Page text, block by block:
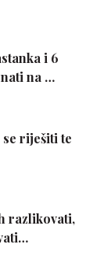
i 6
na …
se riješiti te
razlikovati,